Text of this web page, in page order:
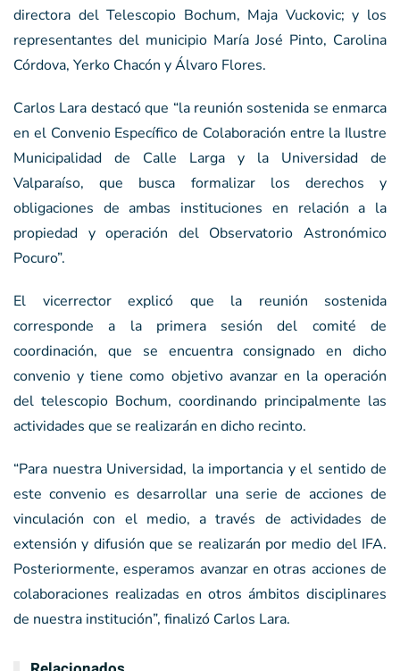
directora del Telescopio Bochum, Maja Vuckovic; y los
representantes del municipio María José Pinto, Carolina
Córdova, Yerko Chacón y Álvaro Flores.
Carlos Lara destacó que “la reunión sostenida se enmarca
en el Convenio Específico de Colaboración entre la Ilustre
Municipalidad de Calle Larga y la Universidad de
Valparaíso, que busca formalizar los derechos y
obligaciones de ambas instituciones en relación a la
propiedad y operación del Observatorio Astronómico
Pocuro”.
El vicerrector explicó que la reunión sostenida
corresponde a la primera sesión del comité de
coordinación, que se encuentra consignado en dicho
convenio y tiene como objetivo avanzar en la operación
del telescopio Bochum, coordinando principalmente las
actividades que se realizarán en dicho recinto.
“Para nuestra Universidad, la importancia y el sentido de
este convenio es desarrollar una serie de acciones de
vinculación con el medio, a través de actividades de
extensión y difusión que se realizarán por medio del IFA.
Posteriormente, esperamos avanzar en otras acciones de
colaboraciones realizadas en otros ámbitos disciplinares
de nuestra institución”, finalizó Carlos Lara.